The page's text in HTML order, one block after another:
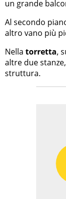
un grande
Al secondo
altro vano più
Nella torretta,
altre due
struttura.